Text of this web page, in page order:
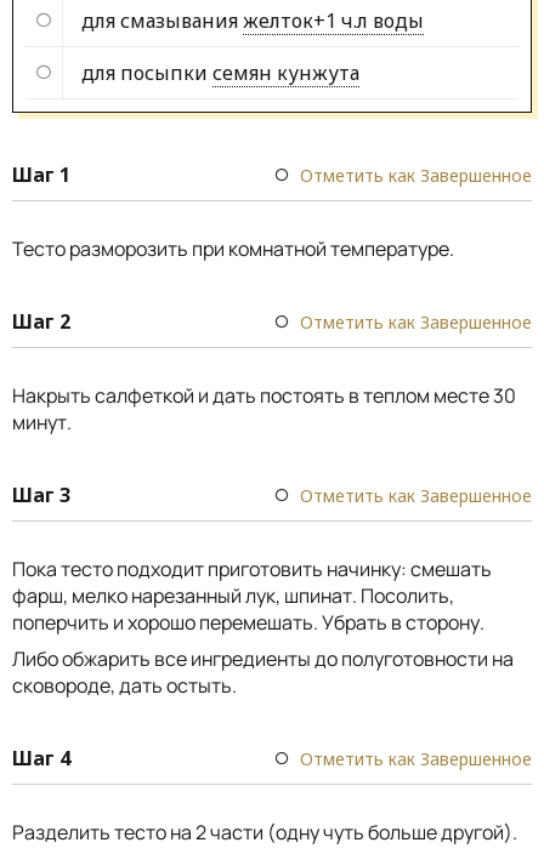
для смазыванияжелток+1 ч.л воды
для посыпки семян кунжута
Шаг 1 Отметить как Завершенное
Тесто разморозить при комнатной температуре.
Шаг 2 Отметить как Завершенное
Накрыть салфеткой и дать постоять в теплом месте 30
минут.
Шаг 3 Отметить как Завершенное
Пока тесто подходит приготовить начинку: смешать
фарш, мелко нарезанный лук, шпинат. Посолить,
поперчить и хорошо перемешать. Убрать в сторону.
Либо обжарить все ингредиенты до полуготовности на
сковороде, дать остыть.
Шаг 4 Отметить как Завершенное
Разделить тесто на 2 части (одну чуть больше другой).